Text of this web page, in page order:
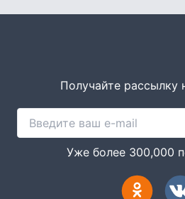
Получайте рассылку
Уже более 300,000